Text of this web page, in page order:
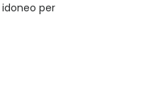
idoneo per